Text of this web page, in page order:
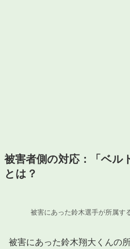
被害者側の対応：「ベル
とは？
被害にあった鈴木選手が所属す
被害にあった鈴木翔大くんの